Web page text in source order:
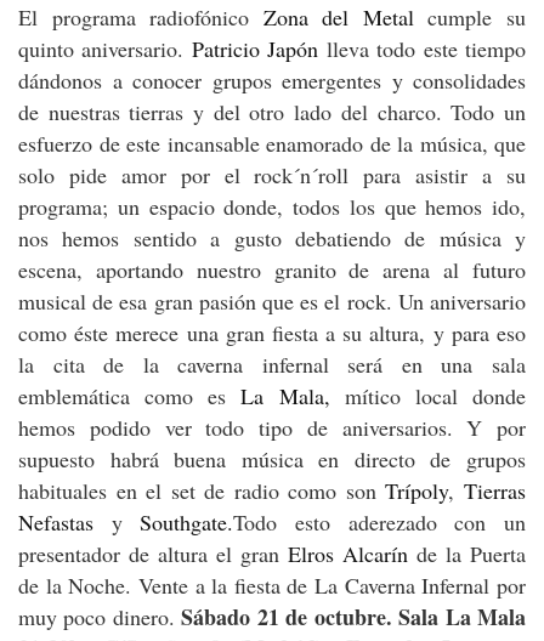
El programa radiofónico Zona del Metal cumple su
quinto aniversario. Patricio Japón lleva todo este tiempo
dándonos a conocer grupos emergentes y consolidades
de nuestras tierras y del otro lado del charco. Todo un
esfuerzo de este incansable enamorado de la música, que
solo pide amor por el rock´n´roll para asistir a su
programa; un espacio donde, todos los que hemos ido,
nos hemos sentido a gusto debatiendo de música y
escena, aportando nuestro granito de arena al futuro
musical de esa gran pasión que es el rock. Un aniversario
como éste merece una gran fiesta a su altura, y para eso
la cita de la caverna infernal será en una sala
emblemática como esLa Mala, mítico local donde
hemos podido ver todo tipo de aniversarios. Y por
supuesto habrá buena música en directo de grupos
habituales en el set de radio como sonTrípoly,Tierras
Nefastas ySouthgate.Todo esto aderezado con un
presentador de altura el gran Elros Alcarín de la Puerta
de la Noche. Vente a la fiesta de La Caverna Infernal por
muy poco dinero.Sábado 21 de octubre. Sala La Mala